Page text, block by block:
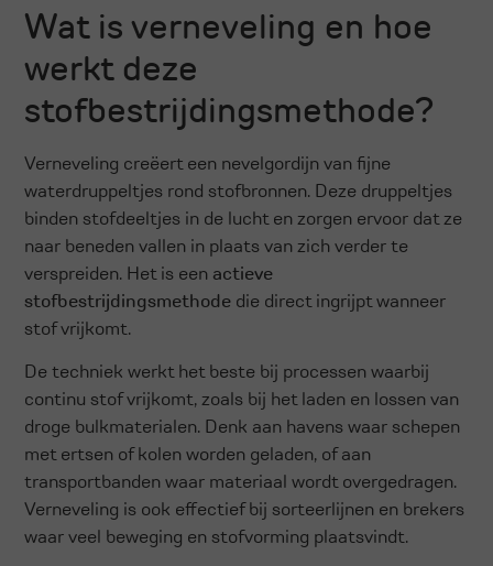
Wat is verneveling en hoe
werkt deze
stofbestrijdingsmethode?
Verneveling creëert een nevelgordijn van fijne
waterdruppeltjes rond stofbronnen. Deze druppeltjes
binden stofdeeltjes in de lucht en zorgen ervoor dat ze
naar beneden vallen in plaats van zich verder te
verspreiden. Het is een actieve
stofbestrijdingsmethode die direct ingrijpt wanneer
stof vrijkomt.
De techniek werkt het beste bij processen waarbij
continu stof vrijkomt, zoals bij het laden en lossen van
droge bulkmaterialen. Denk aan havens waar schepen
met ertsen of kolen worden geladen, of aan
transportbanden waar materiaal wordt overgedragen.
Verneveling is ook effectief bij sorteerlijnen en brekers
waar veel beweging en stofvorming plaatsvindt.